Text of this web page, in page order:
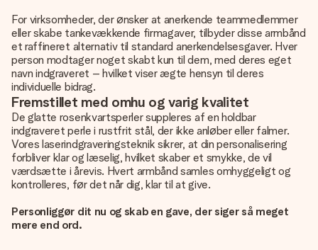
For virksomheder, der ønsker at anerkende teammedlemmer
eller skabe tankevækkende firmagaver, tilbyder disse armbånd
et raffineret alternativ til standard anerkendelsesgaver. Hver
person modtager noget skabt kun til dem, med deres eget
navn indgraveret – hvilket viser ægte hensyn til deres
individuelle bidrag.
Fremstillet med omhu og varig kvalitet
De glatte rosenkvartsperler suppleres af en holdbar
indgraveret perle i rustfrit stål, der ikke anløber eller falmer.
Vores laserindgraveringsteknik sikrer, at din personalisering
forbliver klar og læselig, hvilket skaber et smykke, de vil
værdsætte i årevis. Hvert armbånd samles omhyggeligt og
kontrolleres, før det når dig, klar til at give.
Personliggør dit nu og skab en gave, der siger så meget
mere end ord.